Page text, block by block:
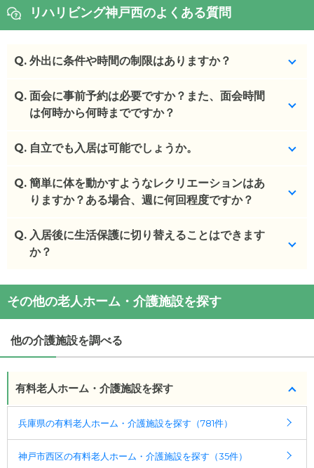
リハリビング神戸西のよくある質問
Q. 外出に条件や時間の制限はありますか？
特にございません。外泊も可能です。
Q. 面会に事前予約は必要ですか？また、面会時間
は何時から何時までですか？
事前連絡は不要で、自由に面会可能です。
(回答者: 施設担当者,回答日: 2024/02/28)
Q. 自立でも入居は可能でしょうか。
可能です。
Q. 簡単に体を動かすようなレクリエーションはあ
りますか？ある場合、週に何回程度ですか？
毎日体操を行っています。週に1回は買い物ツアーや
絵画教室、喫茶などのイベントもあります。
Q. 入居後に生活保護に切り替えることはできます
か？
施設のご利用料金が生活保護の対象外となるため、
生活保護の方の受け入れ自体をしておりません。
(回答者: 施設担当者,回答日: 2024/02/28)
その他の老人ホーム・介護施設を探す
他の介護施設を調べる
有料老人ホーム・介護施設を探す
兵庫県の有料老人ホーム・介護施設を探す（781件）
神戸市西区の有料老人ホーム・介護施設を探す（35件）